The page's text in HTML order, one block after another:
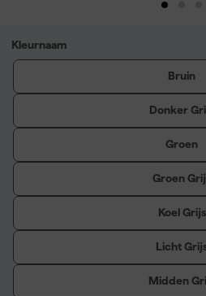
Kleurnaam
Bruin
Donker
Groen
Groen
Koel Grijs
Licht
Midden